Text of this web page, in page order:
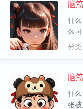
脑
什么
么可
品售
分
脑
什么
张被